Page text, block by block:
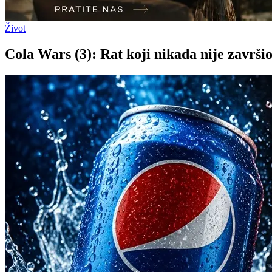
Život
Cola Wars (3): Rat koji nikada nije završio